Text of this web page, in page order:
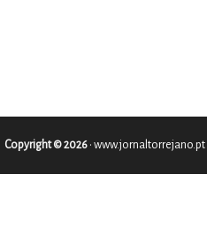
Copyright © 2026 • www.jornaltorrejano.pt